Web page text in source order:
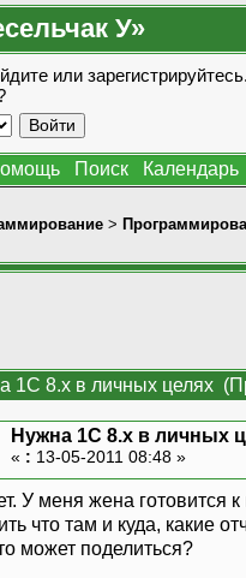
У»
или зарегистрируйтесь.
Поиск Календарь
>
1С 8.x в личных целях
Нужна 1С 8.x в личных
« : 13-05-2011 08:48 »
У меня жена готовится
что там и куда, какие
может поделиться?